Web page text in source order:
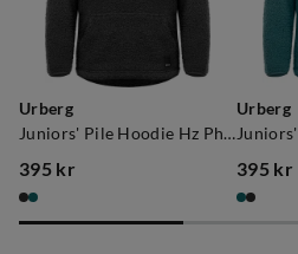
Urberg
Juniors' Pile Hoodie Hz Phantom
price
395 kr
Urberg
price
395 kr